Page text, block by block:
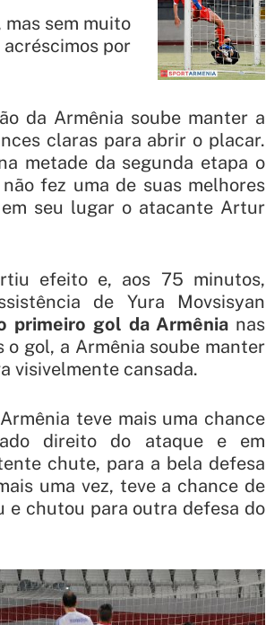
sem muito
por
da Armênia soube manter a
claras para abrir o placar.
metade da segunda etapa o
fez uma de suas melhores
seu lugar o atacante Artur
efeito e, aos 75 minutos,
de Yura Movsisyan
primeiro gol da Armênia nas
o gol, a Armênia soube manter
visivelmente cansada.
teve mais uma chance
direito do ataque e em
chute, para a bela defesa
uma vez, teve a chance de
e chutou para outra defesa do